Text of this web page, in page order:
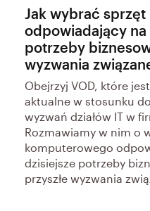
Jak wybrać
odpowiadający na
potrzeby
wyzwania
Obejrzyj VOD, które
aktualne w stosunku
wyzwań działów IT w
Rozmawiamy w nim o
komputerowego
dzisiejsze potrzeby
przyszłe wyzwania